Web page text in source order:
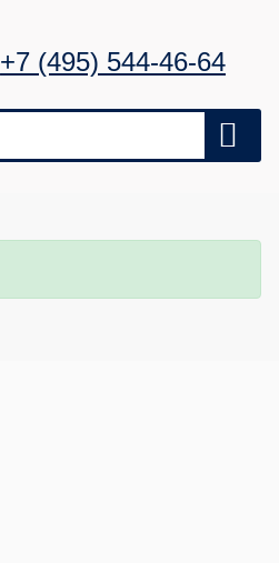
+7 (495) 544-46-64